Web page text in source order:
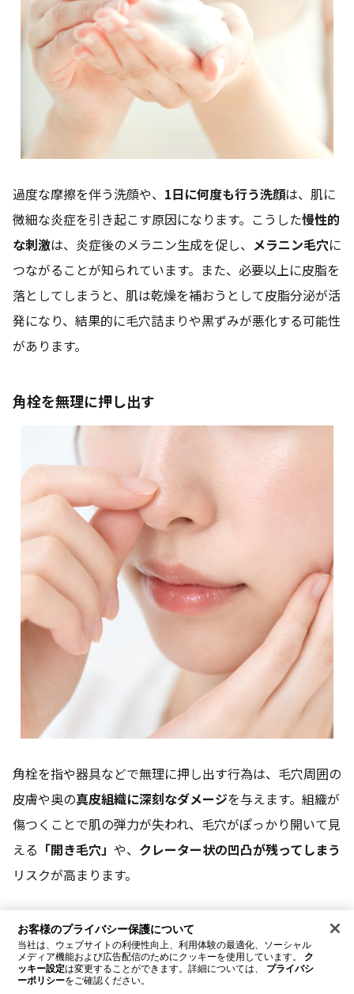
過度な摩擦を伴う洗顔や、 1日に何度も行う洗顔は、肌に
微細な炎症を引き起こす原因になります。こうした慢性的
な刺激は、炎症後のメラニン生成を促し、 メラニン毛穴に
つながることが知られています。また、必要以上に皮脂を
落としてしまうと、肌は乾燥を補おうとして皮脂分泌が活
発になり、結果的に毛穴詰まりや黒ずみが悪化する可能性
があります。
角栓を無理に押し出す
角栓を指や器具などで無理に押し出す行為は、毛穴周囲の
皮膚や奥の真皮組織に深刻なダメージを与えます。組織が
傷つくことで肌の弾力が失われ、毛穴がぽっかり開いて見
える 「開き毛穴」 や、 クレーター状の凹凸が残ってしまう
リスクが高まります。
ファンデーションの厚塗り
お客様のプライバシー保護について
当社は、ウェブサイトの利便性向上、利用体験の最適化、ソーシャル
メディア機能および広告配信のためにクッキーを使用しています。
ク
ッキー設定は変更することができます。詳細については、
プライバシ
ーポリシーをご確認ください。